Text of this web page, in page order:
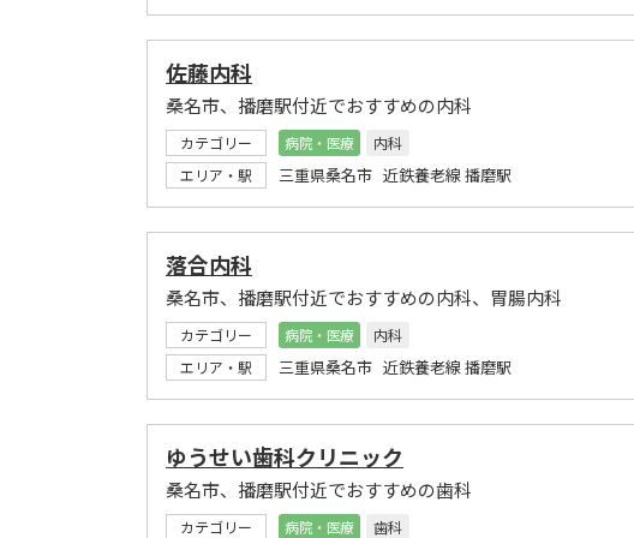
佐藤内科
桑名市、播磨駅付近でおすすめの内科
カテゴリー 病院・医療
内科
エリア・駅
三重県桑名市 近鉄養老線 播磨駅
落合内科
桑名市、播磨駅付近でおすすめの内科、胃腸内科
カテゴリー 病院・医療
内科
エリア・駅
三重県桑名市 近鉄養老線 播磨駅
ゆうせい歯科クリニック
桑名市、播磨駅付近でおすすめの歯科
カテゴリー 病院・医療 歯科